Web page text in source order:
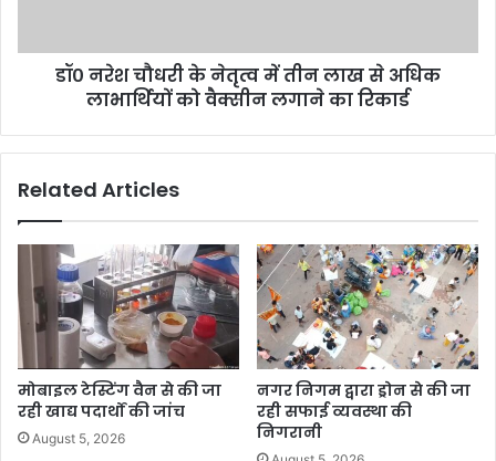
डॉ० नरेश चौधरी के नेतृत्व में तीन लाख से अधिक
लाभार्थियों को वैक्सीन लगाने का रिकार्ड
Related Articles
मोबाइल टेस्टिंग वैन से की जा
रही खाद्य पदार्थों की जांच
August 5, 2026
नगर निगम द्वारा ड्रोन से की जा
रही सफाई व्यवस्था की
निगरानी